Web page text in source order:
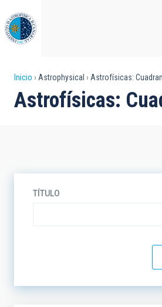
al
contenido
principal
Sobrescribir
enlaces
navegación
Inicio Astrophysical Astrofísicas:
Astrofísicas:
TÍTULO